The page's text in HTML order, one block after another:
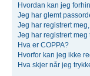
Hvordan kan jeg
Jeg har glemt
Jeg har registrert
Jeg har registrert
Hva er COPPA?
Hvorfor kan jeg ikke
Hva skjer når jeg